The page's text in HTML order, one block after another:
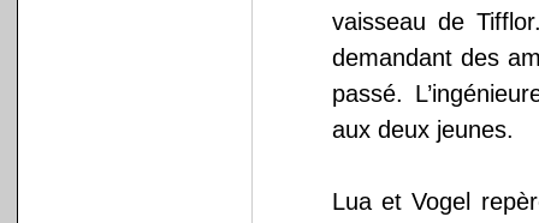
vaisseau de
demandant des
passé.
aux deux jeunes.
Lua et Vogel